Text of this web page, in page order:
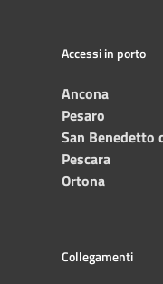
Accessi in porto
Ancona
Pesaro
San Benedetto
Pescara
Ortona
Collegamenti